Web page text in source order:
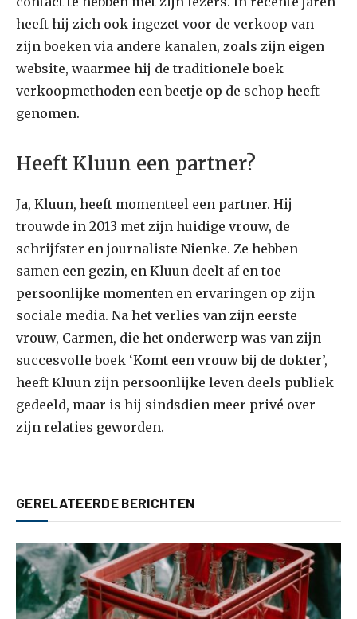
heeft hij zich ook ingezet voor de verkoop van
zijn boeken via andere kanalen, zoals zijn eigen
website, waarmee hij de traditionele boek
verkoopmethoden een beetje op de schop heeft
genomen.
Heeft Kluun een partner?
Ja, Kluun, heeft momenteel een partner. Hij
trouwde in 2013 met zijn huidige vrouw, de
schrijfster en journaliste Nienke. Ze hebben
samen een gezin, en Kluun deelt af en toe
persoonlijke momenten en ervaringen op zijn
sociale media. Na het verlies van zijn eerste
vrouw, Carmen, die het onderwerp was van zijn
succesvolle boek ‘Komt een vrouw bij de dokter’,
heeft Kluun zijn persoonlijke leven deels publiek
gedeeld, maar is hij sindsdien meer privé over
zijn relaties geworden.
GERELATEERDE BERICHTEN